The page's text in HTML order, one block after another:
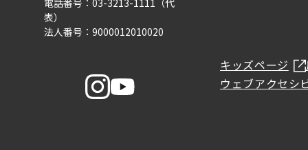
表）
法人番号：9000012010020
キッズページ
ウェブアクセシ